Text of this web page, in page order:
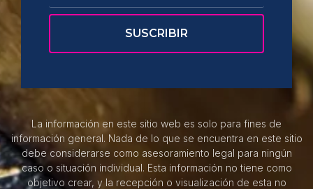
La información en este sitio web es solo para fines de
información general. Nada de lo que se encuentra en este sitio
debe considerarse como asesoramiento legal para ningún
caso o situación individual. Esta información no tiene como
objetivo crear, y la recepción o visualización de esta no